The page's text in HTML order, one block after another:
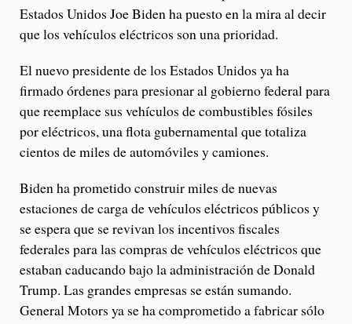
Estados Unidos Joe Biden ha puesto en la mira al decir
que los vehículos eléctricos son una prioridad.
El nuevo presidente de los Estados Unidos ya ha
firmado órdenes para presionar al gobierno federal para
que reemplace sus vehículos de combustibles fósiles
por eléctricos, una flota gubernamental que totaliza
cientos de miles de automóviles y camiones.
Biden ha prometido construir miles de nuevas
estaciones de carga de vehículos eléctricos públicos y
se espera que se revivan los incentivos fiscales
federales para las compras de vehículos eléctricos que
estaban caducando bajo la administración de Donald
Trump. Las grandes empresas se están sumando.
General Motors ya se ha comprometido a fabricar sólo